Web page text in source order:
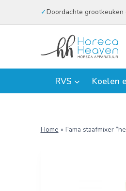
Doordachte grootkeuken
RVS Koelen
Home » Fama staafmixer